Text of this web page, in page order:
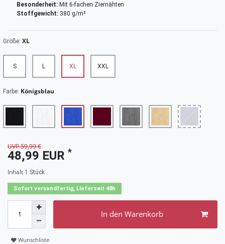
Besonderheit: Mit 6-fachen Ziernähten
Stoffgewicht: 380 g/m²
Größe: XL
S L XL XXL
Farbe: Königsblau
UVP 59,99 €
48,99 EUR *
Inhalt 1 Stück
Sofort versandfertig, Lieferzeit 48h
In den Warenkorb
Wunschliste